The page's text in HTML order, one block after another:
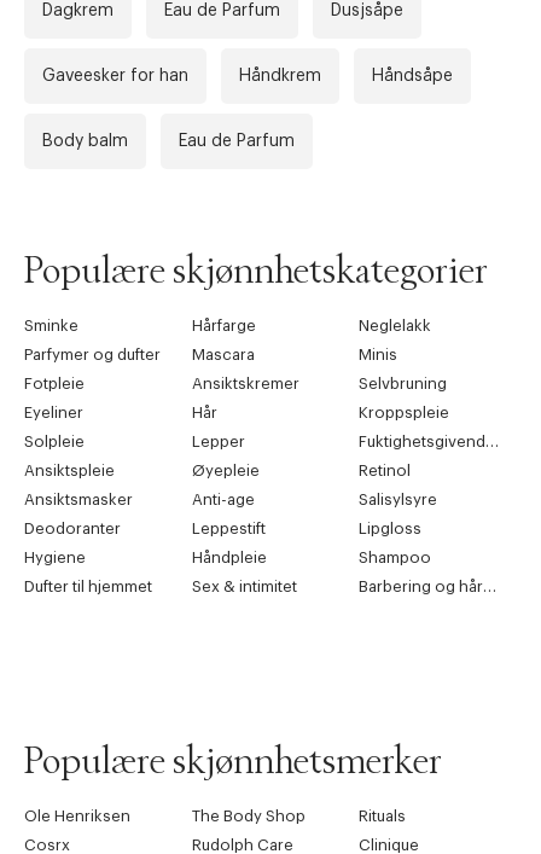
Dagkrem Eau de Parfum Dusjsåpe
Gaveesker for han Håndkrem Håndsåpe
Body balm Eau de Parfum
Populære skjønnhetskategorier
Sminke Hårfarge
Neglelakk
Parfymer og dufter
Mascara
Minis
Fotpleie
Ansiktskremer
Selvbruning
Eyeliner
Hår
Kroppspleie
Solpleie
Lepper
Ansiktspleie
Øyepleie
Retinol
Ansiktsmasker
Anti-age
Salisylsyre
Deodoranter
Leppestift
Lipgloss
Hygiene
Håndpleie
Shampoo
Dufter til hjemmet
Sex & intimitet
Populære skjønnhetsmerker
Ole Henriksen The Body Shop
Rituals
Cosrx
Rudolph Care
Clinique